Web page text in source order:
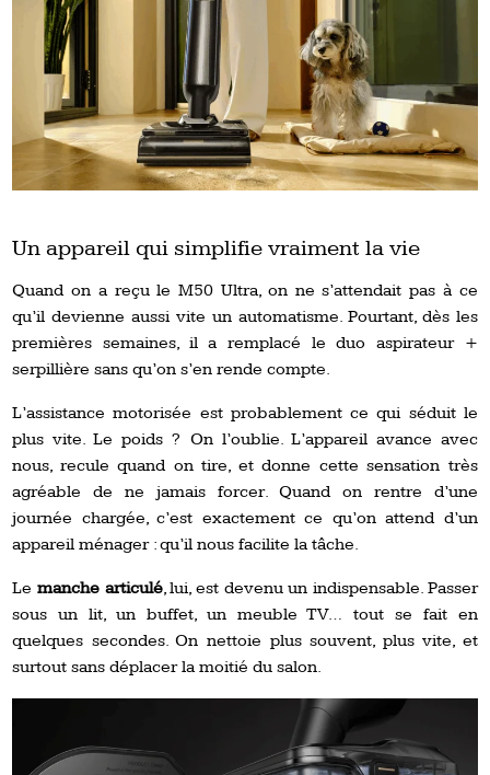
Un appareil qui simplifie vraiment la vie
Quand on a reçu le M50 Ultra, on ne s’attendait pas à ce
qu’il devienne aussi vite un automatisme. Pourtant, dès les
premières semaines, il a remplacé le duo aspirateur +
serpillière sans qu’on s’en rende compte.
L’assistance motorisée est probablement ce qui séduit le
plus vite. Le poids ? On l’oublie. L’appareil avance avec
nous, recule quand on tire, et donne cette sensation très
agréable de ne jamais forcer. Quand on rentre d’une
journée chargée, c’est exactement ce qu’on attend d’un
appareil ménager : qu’il nous facilite la tâche.
Le manche articulé, lui, est devenu un indispensable. Passer
sous un lit, un buffet, un meuble TV… tout se fait en
quelques secondes. On nettoie plus souvent, plus vite, et
surtout sans déplacer la moitié du salon.